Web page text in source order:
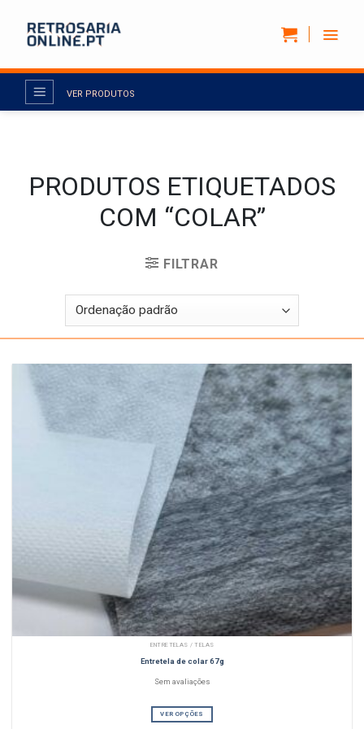
content
VER PRODUTOS
PRODUTOS ETIQUETADOS
COM “COLAR”
FILTRAR
ENTRETELAS / TELAS
Entretela de colar 67g
Sem avaliações
VER OPÇÕES